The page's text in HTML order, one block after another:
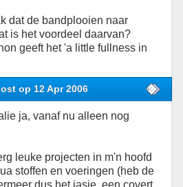
dat de bandplooien naar
is het voordeel daarvan?
geeft het 'a little fullness in
op 12 Apr 2006
ja, vanaf nu alleen nog
leuke projecten in m'n hoofd
stoffen en voeringen (heb de
dus het jasje, een covert